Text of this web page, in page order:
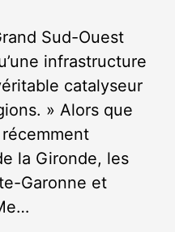
Sud-Ouest
infrastructure
catalyseur
» Alors que
la Gironde, les
Garonne et